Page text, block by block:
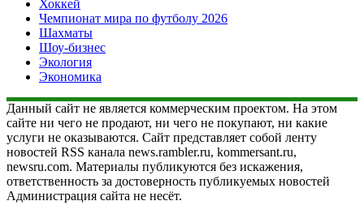
Хоккей
Чемпионат мира по футболу 2026
Шахматы
Шоу-бизнес
Экология
Экономика
Данный сайт не является коммерческим проектом. На этом
сайте ни чего не продают, ни чего не покупают, ни какие
услуги не оказываются. Сайт представляет собой ленту
новостей RSS канала news.rambler.ru, kommersant.ru,
newsru.com. Материалы публикуются без искажения,
ответственность за достоверность публикуемых новостей
Администрация сайта не несёт.